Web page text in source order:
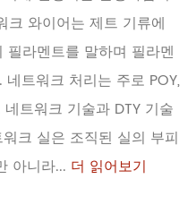
크 와이어는 제트 기류에
라멘트를 말하며 필라멘
트워크 처리는 주로 POY,
트워크 기술과 DTY 기술
크 실은 조직된 실의 부피
아니라... 더 읽어보기